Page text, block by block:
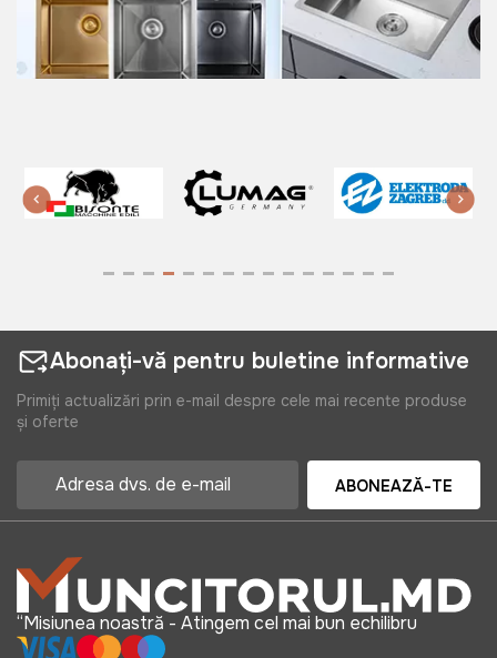
Abonați-vă pentru buletine informative
Primiți actualizări prin e-mail despre cele mai recente produse
și oferte
ABONEAZĂ-TE
“Misiunea noastră - Atingem cel mai bun echilibru